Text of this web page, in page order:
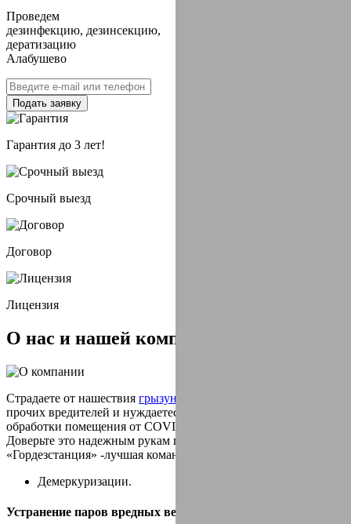
Проведем
дезинфекцию, дезинсекцию,
дератизацию
Алабушево
Подать заявку
Гарантия до 3 лет!
Срочный выезд
Договор
Лицензия
О нас и нашей компании
Страдаете от нашествия грызунов
прочих вредителей и нуждаетесь в проведении экстренной
обработки помещения от COVID-19?
Доверьте это надежным рукам профессионалов!
«Гордезстанция» -лучшая команда по:
Демеркуризации.
Устранение паров вредных веществ и ртути.